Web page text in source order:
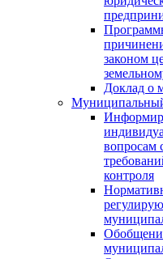
законом
Доклад о
вопросам
контроля